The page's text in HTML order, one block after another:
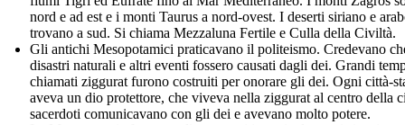
nord e ad est e i monti Taurus a nord-ovest. I deserti siriano e
trovano a sud. Si chiama Mezzaluna Fertile e Culla della Civiltà.
Gli antichi Mesopotamici praticavano il politeismo. Credevano
disastri naturali e altri eventi fossero causati dagli dei. Grandi
chiamati ziggurat furono costruiti per onorare gli dei. Ogni città-
aveva un dio protettore, che viveva nella ziggurat al centro della
sacerdoti comunicavano con gli dei e avevano molto potere.